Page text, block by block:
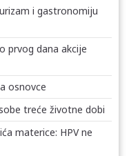
i gastronomiju
prvog dana akcije
osnovce
treće životne dobi
materice: HPV ne